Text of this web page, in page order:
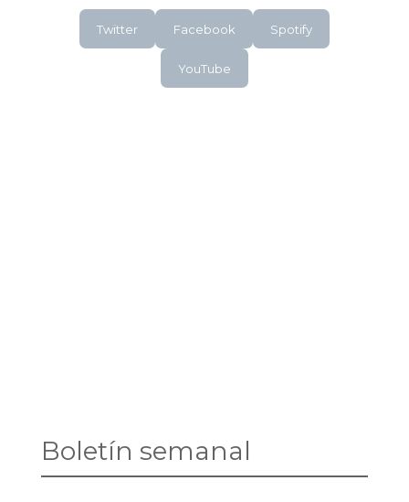
Twitter Facebook Spotify
YouTube
Boletín semanal